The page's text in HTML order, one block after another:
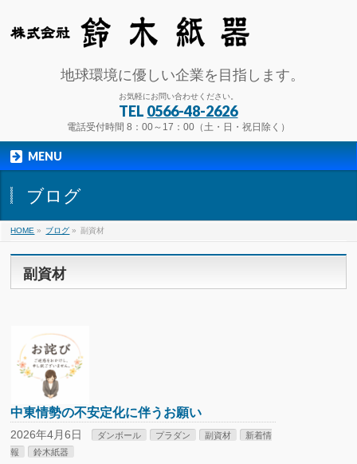
地球環境に優しい企業を目指します。
お気軽にお問い合わせください。
TEL 0566-48-2626
電話受付時間 8：00～17：00（土・日・祝日除く）
MENU
ブログ
HOME » ブログ » 副資材
副資材
中東情勢の不安定化に伴うお願い
2026年4月6日 ダンボール プラダン 副資材
新着情
報
鈴木紙器